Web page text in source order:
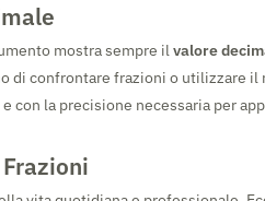
mostra sempre ilvalore
di confrontare frazioni o utilizzare
con la precisione necessaria per